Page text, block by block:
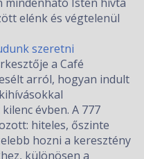
elénk és végtelenül
szeretni
a Café
arról, hogyan indult
évben. A 777
hiteles, őszinte
hozni a keresztény
különösen a